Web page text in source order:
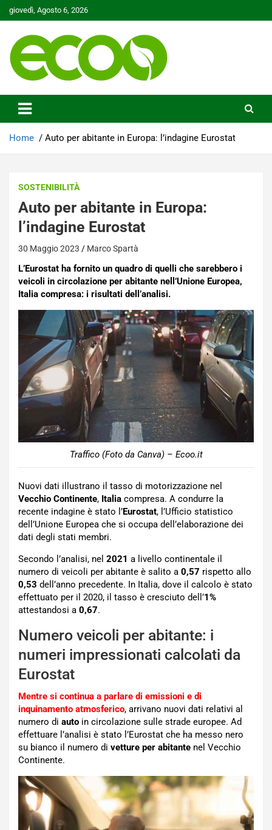
Skip
to
giovedì, Agosto 6, 2026
Ecoo.it
Home Auto per abitante in Europa: l’indagine Eurostat
SOSTENIBILITÀ
Auto per abitante in Europa:
l’indagine Eurostat
30 Maggio 2023 Marco Spartà
L’Eurostat ha fornito un quadro di quelli che sarebbero i
veicoli in circolazione per abitante nell’Unione Europea,
Italia compresa: i risultati dell’analisi.
Traffico (Foto da Canva) – Ecoo.it
Nuovi dati illustrano il tasso di motorizzazione nel
Vecchio Continente, Italia compresa. A condurre la
recente indagine è stato l’Eurostat, l’Ufficio statistico
dell’Unione Europea che si occupa dell’elaborazione dei
dati degli stati membri.
Secondo l’analisi, nel 2021 a livello continentale il
numero di veicoli per abitante è salito a 0,57 rispetto allo
0,53 dell’anno precedente. In Italia, dove il calcolo è stato
effettuato per il 2020, il tasso è cresciuto dell’1%
attestandosi a 0,67.
Numero veicoli per abitante: i
numeri impressionati calcolati da
Eurostat
Mentre si continua a parlare di emissioni e di
inquinamento atmosferico, arrivano nuovi dati relativi al
numero di auto in circolazione sulle strade europee. Ad
effettuare l’analisi è stato l’Eurostat che ha messo nero
su bianco il numero di vetture per abitante nel Vecchio
Continente.